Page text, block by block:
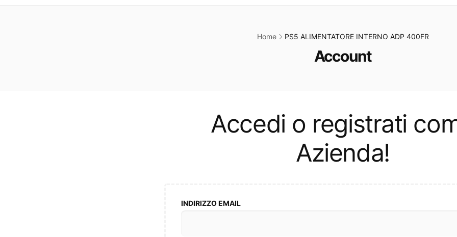
Home PS5 ALIMENTATORE INTERNO ADP 400FR
C
e
z
i
Account
Accedi o registrati
Azienda!
INDIRIZZO EMAIL